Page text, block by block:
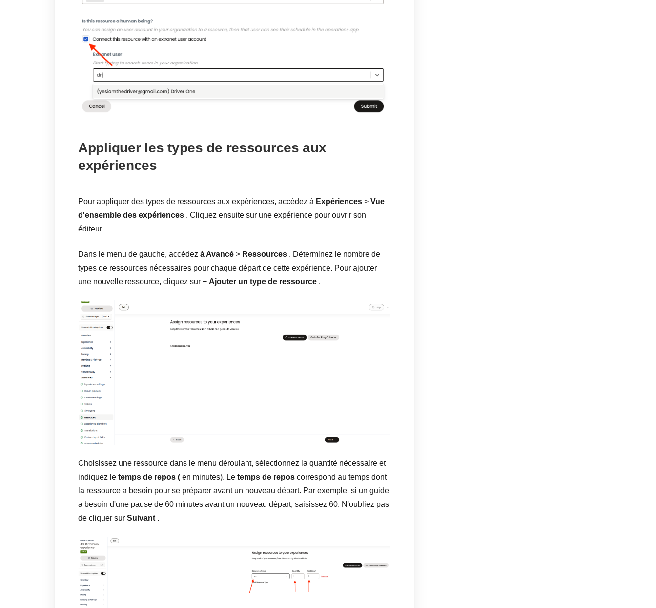
Appliquer les types de ressources aux
expériences
Pour appliquer des types de ressources aux expériences, accédez à Expériences > Vue
d'ensemble des expériences . Cliquez ensuite sur une expérience pour ouvrir son
éditeur.
Dans le menu de gauche, accédez à Avancé > Ressources . Déterminez le nombre de
types de ressources nécessaires pour chaque départ de cette expérience. Pour ajouter
une nouvelle ressource, cliquez sur + Ajouter un type de ressource .
Choisissez une ressource dans le menu déroulant, sélectionnez la quantité nécessaire et
indiquez le temps de repos ( en minutes). Le temps de repos correspond au temps dont
la ressource a besoin pour se préparer avant un nouveau départ. Par exemple, si un guide
a besoin d'une pause de 60 minutes avant un nouveau départ, saisissez 60. N'oubliez pas
de cliquer sur Suivant .